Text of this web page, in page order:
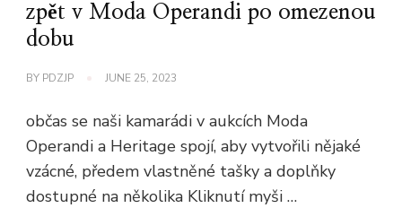
zpět v Moda Operandi po omezenou
dobu
BY PDZJP JUNE 25, 2023
občas se naši kamarádi v aukcích Moda
Operandi a Heritage spojí, aby vytvořili nějaké
vzácné, předem vlastněné tašky a doplňky
dostupné na několika Kliknutí myši …